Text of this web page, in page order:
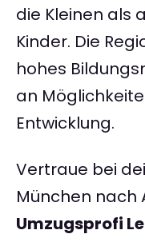
die Kleinen als
Kinder. Die
hohes
an
Entwicklung.
Vertraue bei
München nach
Umzugsprofi